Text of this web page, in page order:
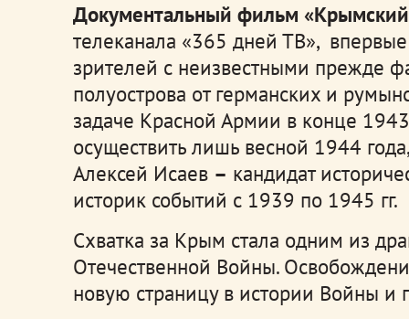
Документальный фильм
телеканала «365 дней ТВ»,
зрителей с неизвестными прежде
полуострова от германских и
задаче Красной Армии в конце
осуществить лишь весной 1944
Алексей Исаев – кандидат
историк событий с 1939 по 1945 гг.
Схватка за Крым стала одним из
Отечественной Войны.
новую страницу в истории Войны